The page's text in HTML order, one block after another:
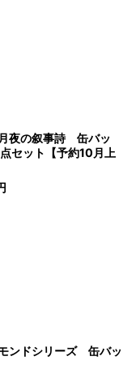
夜の叙事詩 缶バッ
セット【予約10月上
ンドシリーズ 缶バッ